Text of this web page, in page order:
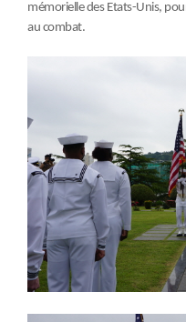
mémorielle des Etats-Unis,
au combat.